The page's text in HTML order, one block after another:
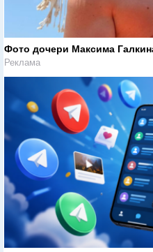
Фото дочери Максима
Реклама